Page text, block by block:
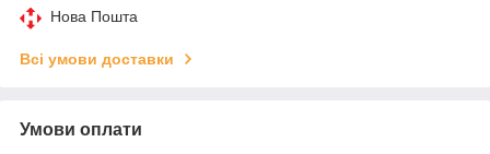
Нова Пошта
Всі умови доставки
Умови оплати